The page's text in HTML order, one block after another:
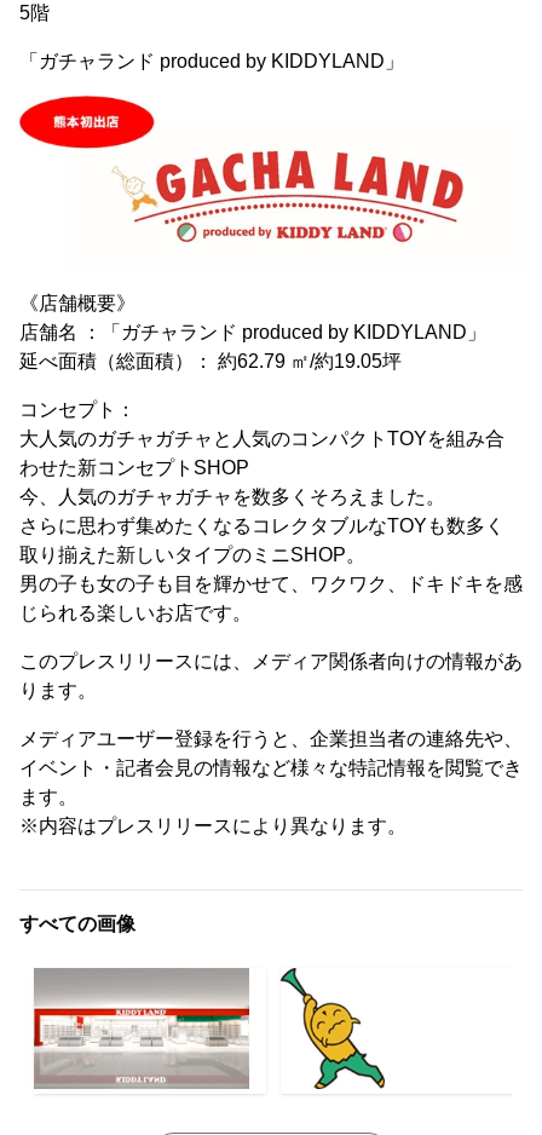
5階
「ガチャランド produced by KIDDYLAND」
《店舗概要》
店舗名 ：「ガチャランド produced by KIDDYLAND」
延べ面積（総面積）： 約62.79 ㎡/約19.05坪
コンセプト：
大人気のガチャガチャと人気のコンパクトTOYを組み合
わせた新コンセプトSHOP
今、人気のガチャガチャを数多くそろえました。
さらに思わず集めたくなるコレクタブルなTOYも数多く
取り揃えた新しいタイプのミニSHOP。
男の子も女の子も目を輝かせて、ワクワク、ドキドキを感
じられる楽しいお店です。
このプレスリリースには、メディア関係者向けの情報があ
ります。
メディアユーザー登録を行うと、企業担当者の連絡先や、
イベント・記者会見の情報など様々な特記情報を閲覧でき
ます。
※内容はプレスリリースにより異なります。
すべての画像